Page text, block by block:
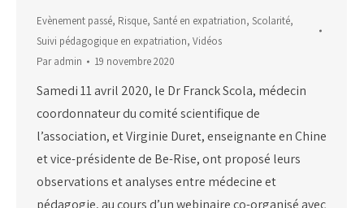
Evènement passé, Risque, Santé en expatriation, Scolarité,
Suivi pédagogique en expatriation, Vidéos
Paradmin 19 novembre 2020
Samedi 11 avril 2020, le Dr Franck Scola, médecin
coordonnateur du comité scientifique de
l’association, et Virginie Duret, enseignante en Chine
et vice-présidente de Be-Rise, ont proposé leurs
observations et analyses entre médecine et
pédagogie, au cours d’un webinaire co-organisé avec